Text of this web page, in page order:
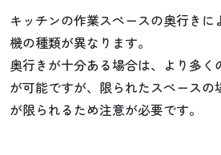
キッチンの作業スペースの奥行き
機の種類が異なります。
奥行きが十分ある場合は、より多く
が可能ですが、限られたスペース
が限られるため注意が必要です。